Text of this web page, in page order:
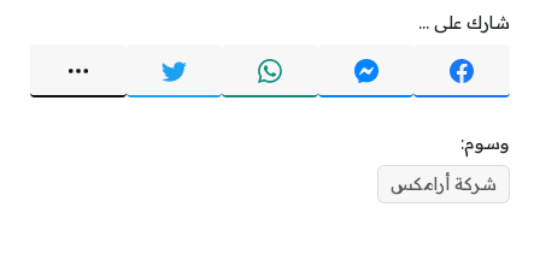
شارك على ...
وسوم:
شركة أرامكس